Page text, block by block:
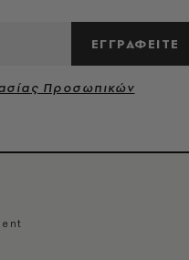
ΕΓΓΡΑΦΕΙΤΕ
Προσωπικών